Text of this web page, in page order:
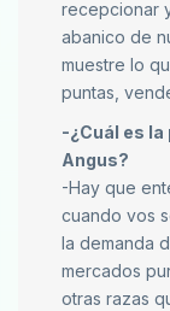
recepcionar
abanico de
muestre lo
puntas,
-¿Cuál es
Angus?
-Hay que
cuando vos
la demanda
mercados
otras razas